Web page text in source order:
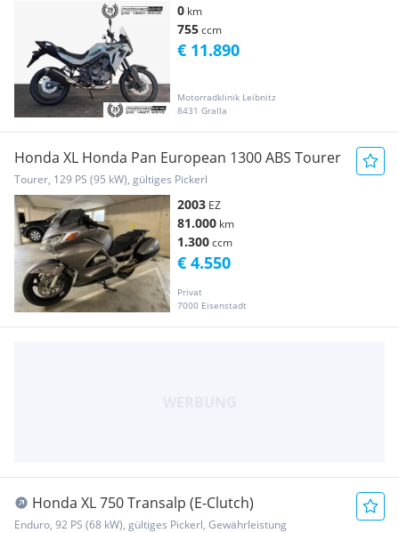
0 km
755ccm
Motorradklinik Leibnitz
8431 Gralla
€ 11.890
Honda XL Honda Pan European 1300 ABS Tourer
Tourer, 129 PS (95 kW), gültiges Pickerl
2003 EZ
81.000 km
1.300ccm
Privat
7000 Eisenstadt
€ 4.550
Honda XL 750 Transalp (E-Clutch)
Enduro, 92 PS (68 kW), gültiges Pickerl, Gewährleistung